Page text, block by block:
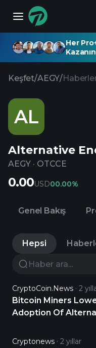
Her
Keşfet/AEGY/
AL
Alternative
AEGY · OTCCE
0.00USD00.00%
Genel Bakış
Hepsi
CryptoCoin.News 2
Bitcoin Miners
Adoption Of
Cryptonews 2 yıllar